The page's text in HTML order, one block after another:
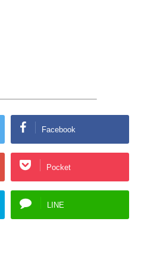
Facebook
Pocket
LINE